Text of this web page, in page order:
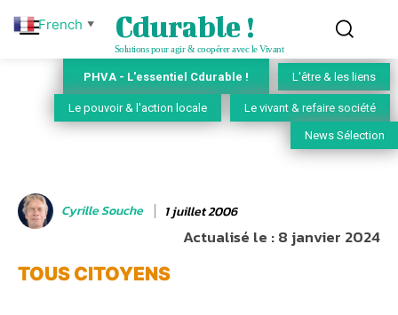
Cdurable !
Solutions pour agir & coopérer avec le Vivant
PHVA - L'essentiel Cdurable ! L'être & les liens
Le pouvoir & l'action locale Le vivant & refaire société
News Sélection
Cyrille Souche 1 juillet 2006
Actualisé le :8 janvier 2024
TOUS CITOYENS
French ▼